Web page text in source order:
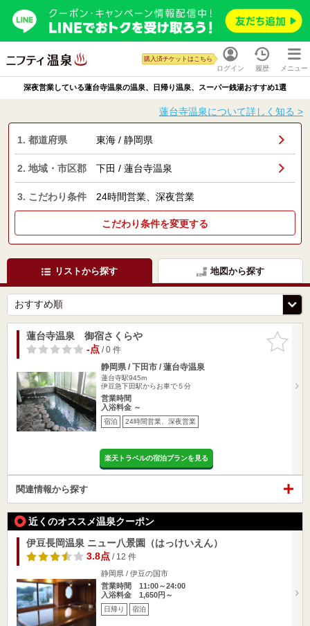
ログイン
購入済チケットはこちら
履歴 メニュー
深夜営業している蓮台寺温泉の温泉、日帰り温泉、スーパー銭湯おすすめ1選
蓮台寺温泉について詳しく知る >
1. 都道府県 東海 / 静岡県
2. 地域・市区郡 下田 / 蓮台寺温泉
3. こだわり条件 24時間営業、深夜営業
こだわり条件を変更する
リストから探す 地図から探す
お気に入
りに追加
蓮台寺温泉 御宿さくらや
-点/ 0 件
静岡県 / 下田市 / 蓮台寺温泉
蓮台寺駅945m
伊豆急下田駅からお車で５分
営業時間
入浴料金 ～
宿泊 24時間営業、深夜営業
楽天トラベルの宿泊プランを見る
関連情報から探す
近くのオススメ温泉クーポン
伊豆長岡温泉 ニュー八景園（はっけいえん）
3.8点/ 12 件
静岡県 / 伊豆の国市
営業時間 11:00～24:00
入浴料金 1,650円～
日帰り 宿泊